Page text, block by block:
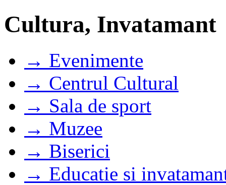
Cultura, Invatamant
→ Evenimente
→ Centrul Cultural
→ Sala de sport
→ Muzee
→ Biserici
→ Educatie si